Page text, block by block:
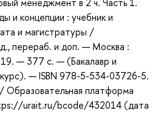
и концепции : учебник и
и магистратуры /
перераб. и доп. — Москва :
— 377 с. — (Бакалавр и
— ISBN 978-5-534-03726-5.
платформа
urait.ru/bcode/432014 (дата